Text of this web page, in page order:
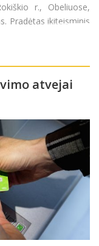
r., Obeliuose,
Pradėtas ikiteisminis
atvejai